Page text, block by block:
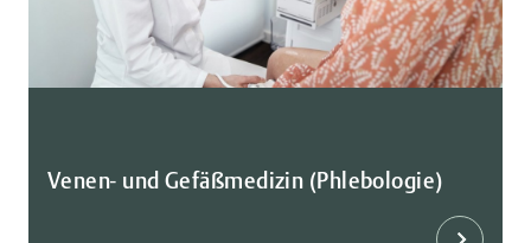
Venen- und Gefäßmedizin (Phlebologie)